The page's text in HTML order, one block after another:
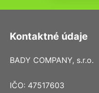
Kontaktné údaje
BADY COMPANY, s.r.o.
IČO: 47517603